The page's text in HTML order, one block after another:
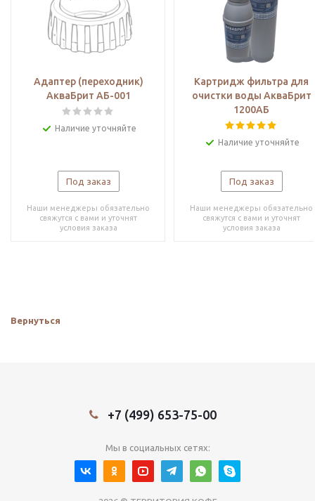
Адаптер (переходник)
АкваБрит АБ-001
Наличие уточняйте
Под заказ
Наши менеджеры обязательно
свяжутся с вами и уточнят
условия заказа
Картридж фильтра для
очистки воды АкваБрит
1200АБ
Наличие уточняйте
Под заказ
Наши менеджеры обязательно
свяжутся с вами и уточнят
условия заказа
Вернуться
+7 (499) 653-75-00
Мы в социальных сетях: